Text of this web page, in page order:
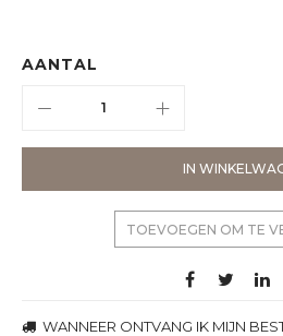
AANTAL
IN
TOEVOEGEN OM TE
WANNEER ONTVANG IK MIJN